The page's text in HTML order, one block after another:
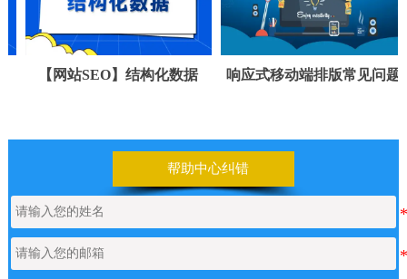
【网站SEO】结构化数据 响应式移动端排版常见问题
帮助中心纠错